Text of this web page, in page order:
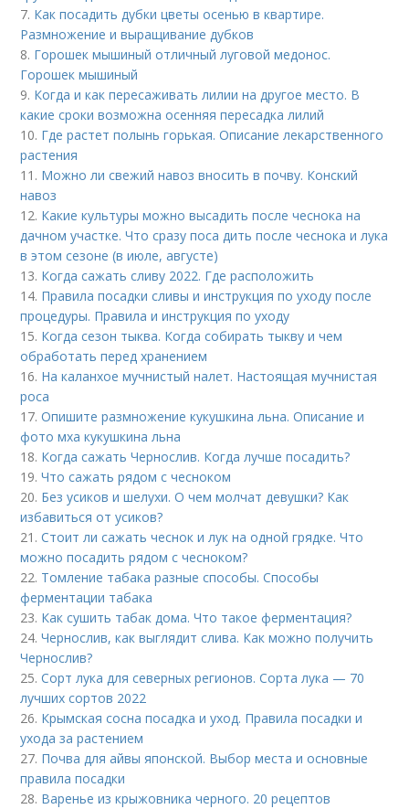
7. Как посадить дубки цветы осенью в квартире.
Размножение и выращивание дубков
8. Горошек мышиный отличный луговой медонос.
Горошек мышиный
9. Когда и как пересаживать лилии на другое место. В
какие сроки возможна осенняя пересадка лилий
10. Где растет полынь горькая. Описание лекарственного
растения
11. Можно ли свежий навоз вносить в почву. Конский
навоз
12. Какие культуры можно высадить после чеснока на
дачном участке. Что сразу поса дить после чеснока и лука
в этом сезоне (в июле, августе)
13. Когда сажать сливу 2022. Где расположить
14. Правила посадки сливы и инструкция по уходу после
процедуры. Правила и инструкция по уходу
15. Когда сезон тыква. Когда собирать тыкву и чем
обработать перед хранением
16. На каланхое мучнистый налет. Настоящая мучнистая
роса
17.Опишите размножение кукушкина льна. Описание и
фото мха кукушкина льна
18. Когда сажать Чернослив. Когда лучше посадить?
19.Что сажать рядом с чесноком
20. Без усиков и шелухи. О чем молчат девушки? Как
избавиться от усиков?
21.Стоит ли сажать чеснок и лук на одной грядке. Что
можно посадить рядом с чесноком?
22. Томление табака разные способы. Способы
ферментации табака
23. Как сушить табак дома. Что такое ферментация?
24.Чернослив, как выглядит слива. Как можно получить
Чернослив?
25.Сорт лука для северных регионов. Сорта лука — 70
лучших сортов 2022
26. Крымская сосна посадка и уход. Правила посадки и
ухода за растением
27. Почва для айвы японской. Выбор места и основные
правила посадки
28. Варенье из крыжовника черного. 20 рецептов